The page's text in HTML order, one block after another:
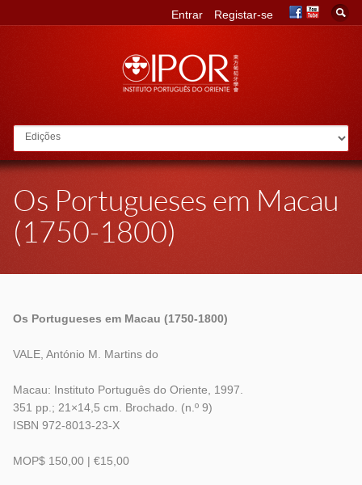
Go to:
Entrar Registar-se
Os Portugueses em Macau
(1750-1800)
Os Portugueses em Macau (1750-1800)
VALE, António M. Martins do
Macau: Instituto Português do Oriente, 1997.
351 pp.; 21×14,5 cm. Brochado. (n.º 9)
ISBN 972-8013-23-X
MOP$ 150,00 | €15,00